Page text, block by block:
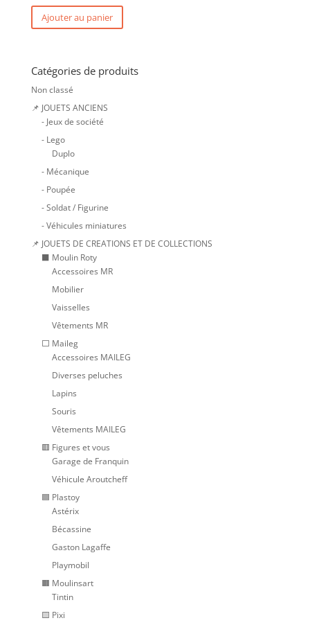
Ajouter au panier
Catégories de produits
Non classé
📌 JOUETS ANCIENS
- Jeux de société
- Lego
Duplo
- Mécanique
- Poupée
- Soldat / Figurine
- Véhicules miniatures
📌 JOUETS DE CREATIONS ET DE COLLECTIONS
⬛ Moulin Roty
Accessoires MR
Mobilier
Vaisselles
Vêtements MR
⬜ Maileg
Accessoires MAILEG
Diverses peluches
Lapins
Souris
Vêtements MAILEG
🟥 Figures et vous
Garage de Franquin
Véhicule Aroutcheff
🟦 Plastoy
Astérix
Bécassine
Gaston Lagaffe
Playmobil
🟧 Moulinsart
Tintin
🟨 Pixi